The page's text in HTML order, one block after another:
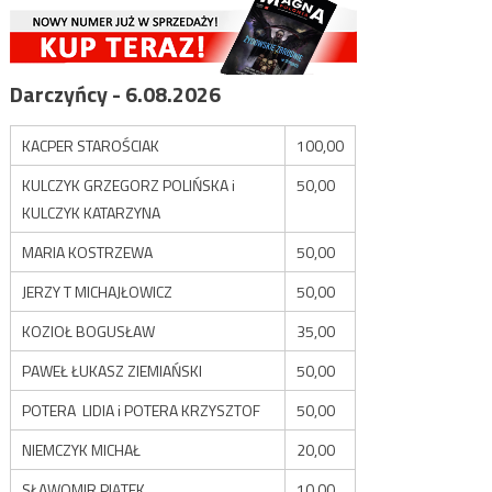
Darczyńcy - 6.08.2026
KACPER STAROŚCIAK
100,00
KULCZYK GRZEGORZ POLIŃSKA i
KULCZYK KATARZYNA
50,00
MARIA KOSTRZEWA
50,00
JERZY T MICHAJŁOWICZ
50,00
KOZIOŁ BOGUSŁAW
35,00
PAWEŁ ŁUKASZ ZIEMIAŃSKI
50,00
POTERA LIDIA i POTERA KRZYSZTOF
50,00
NIEMCZYK MICHAŁ
20,00